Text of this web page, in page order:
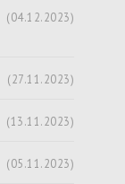
(04.12.2023)
(27.11.2023)
(13.11.2023)
(05.11.2023)